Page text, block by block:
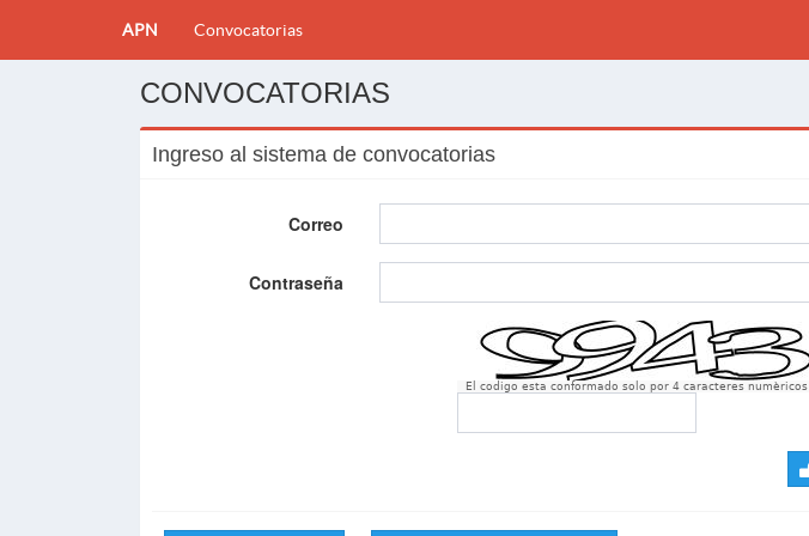
APN Convocatorias
CONVOCATORIAS
Ingreso al sistema de convocatorias
Correo
Contraseña
El codigo esta conformado solo por 4 caracteres numèricos